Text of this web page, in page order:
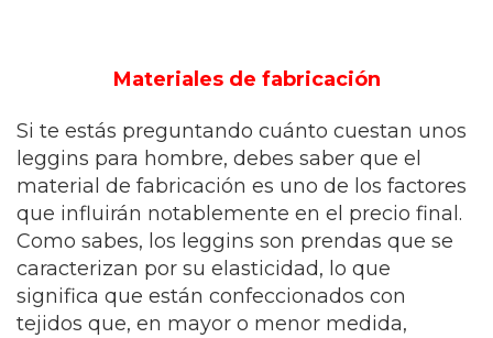
Materiales de fabricación
Si te estás preguntando cuánto cuestan unos
leggins para hombre, debes saber que el
material de fabricación es uno de los factores
que influirán notablemente en el precio final.
Como sabes, los leggins son prendas que se
caracterizan por su elasticidad, lo que
significa que están confeccionados con
tejidos que, en mayor o menor medida,